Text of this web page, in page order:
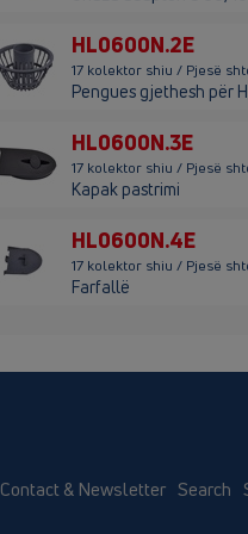
HL0600N.2E
17 kolektor shiu / Pjesë
Pengues gjethesh për
HL0600N.3E
17 kolektor shiu / Pjesë
Kapak pastrimi
HL0600N.4E
17 kolektor shiu / Pjesë
Farfallë
Contact & Newsletter Search